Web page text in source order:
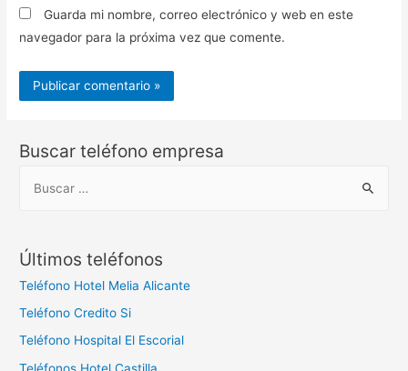
Guarda mi nombre, correo electrónico y web en este
navegador para la próxima vez que comente.
Buscar teléfono empresa
c
Últimos teléfonos
Teléfono Hotel Melia Alicante
Teléfono Credito Si
Teléfono Hospital El Escorial